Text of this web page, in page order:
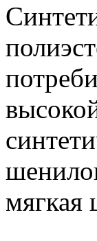
мягкая